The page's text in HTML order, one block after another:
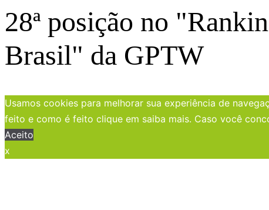
28ª posição no
Brasil" da GPTW
Usamos cookies para melhorar sua experiência de
feito e como é feito clique em saiba mais. Caso você
Aceito
x